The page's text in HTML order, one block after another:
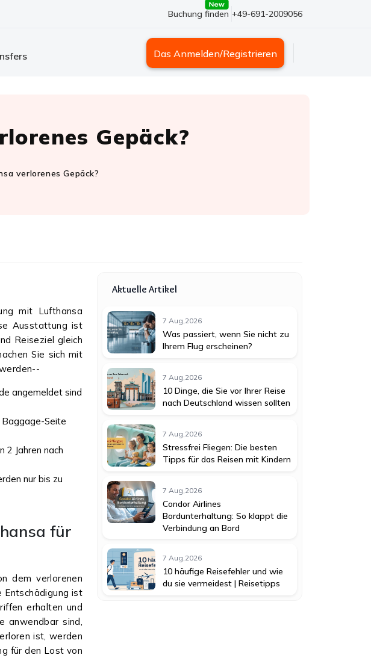
Buchung finden +49-691-2009056
Das Anmelden/Registrieren
Gepäck?
verlorenes Gepäck?
mit Lufthansa
Ausstattung ist
Reiseziel gleich
Sie sich mit
angemeldet sind
Seite
2 Jahren nach
nur bis zu
für
dem verlorenen
Entschädigung ist
erhalten und
anwendbar sind,
ist, werden
für den Lost von
Aktuelle Artikel
7 Aug,2026
Was passiert, wenn Sie nicht zu
Ihrem Flug erscheinen?
7 Aug,2026
10 Dinge, die Sie vor Ihrer Reise
nach Deutschland wissen sollten
7 Aug,2026
Stressfrei Fliegen: Die besten
Tipps für das Reisen mit Kindern
7 Aug,2026
Condor Airlines
Bordunterhaltung: So klappt die
Verbindung an Bord
7 Aug,2026
10 häufige Reisefehler und wie
du sie vermeidest | Reisetipps